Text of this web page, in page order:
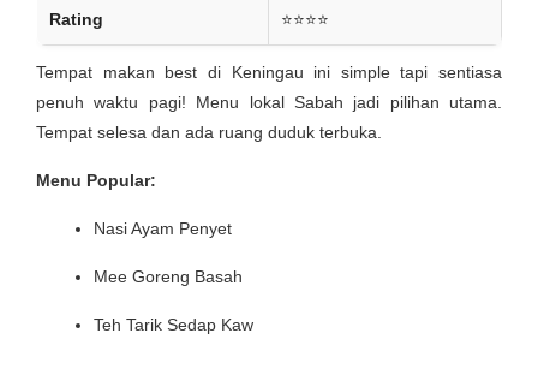
Rating ⭐⭐⭐⭐
Tempat makan best di Keningau ini simple tapi sentiasa
penuh waktu pagi! Menu lokal Sabah jadi pilihan utama.
Tempat selesa dan ada ruang duduk terbuka.
Menu Popular:
Nasi Ayam Penyet
Mee Goreng Basah
Teh Tarik Sedap Kaw